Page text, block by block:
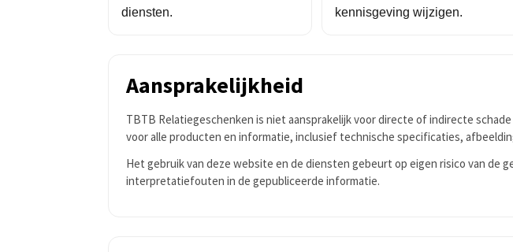
diensten.
kennisgeving wijzigen.
Aansprakelijkheid
TBTB Relatiegeschenken is niet aansprakelijk voor directe of indirecte
voor alle producten en informatie, inclusief technische specificaties,
Het gebruik van deze website en de diensten gebeurt op eigen risico van
interpretatiefouten in de gepubliceerde informatie.